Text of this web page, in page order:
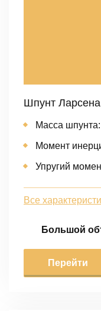
Шпунт
Масса шпунта:
Момент
Упругий
Все
Большой
Перейти